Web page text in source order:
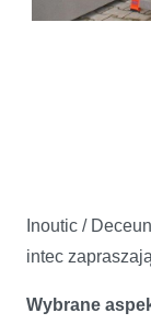
Inoutic /
intec
Wybrane